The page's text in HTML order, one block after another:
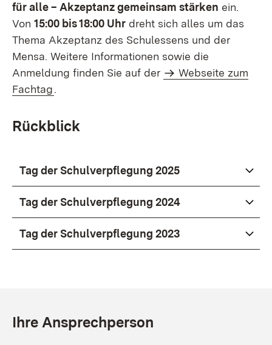
für alle – Akzeptanz gemeinsam stärken ein.
Von 15:00 bis 18:00 Uhr dreht sich alles um das
Thema Akzeptanz des Schulessens und der
Mensa. Weitere Informationen sowie die
Anmeldung finden Sie auf der
Webseite zum
Fachtag.
Rückblick
Tag der Schulverpflegung 2025
Tag der Schulverpflegung 2024
Tag der Schulverpflegung 2023
Ihre Ansprechperson